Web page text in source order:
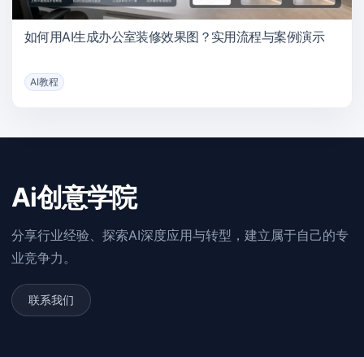
如何用AI生成办公室装修效果图？实用流程与案例演示
AI教程
Ai创意学院
分享行业经验、探索AI深度应用与转型，建立属于自己的专
业竞争力。
联系我们